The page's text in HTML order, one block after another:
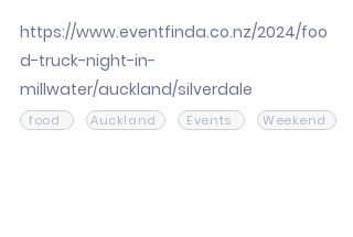
https://www.eventfinda.co.nz/2024/foo
d-truck-night-in-
millwater/auckland/silverdale
food Auckland Events Weekend